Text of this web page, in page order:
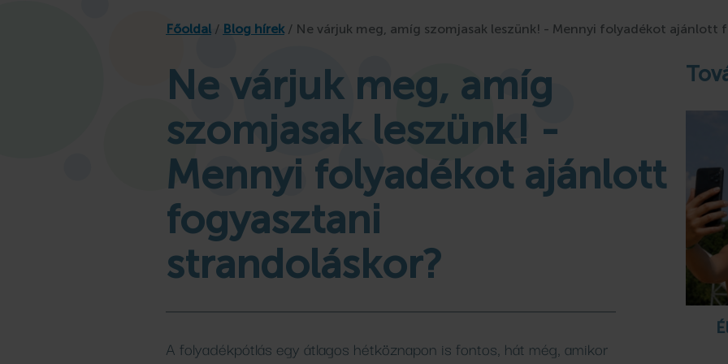
Családi
Bővebben
Szabadtéri
fürdő
Bővebben
Camping
Bővebben
Bővebben
Gyógykezelések
Játszóház
Programok, hírek
Főoldal / Blog hírek / Ne várjuk meg, amíg szomjasak leszünk! - Mennyi folyadékot ajánlott
Ne várjuk meg, amíg
szomjasak leszünk! -
Mennyi folyadékot ajánlott
fogyasztani
strandoláskor?
A folyadékpótlás egy átlagos hétköznapon is fontos, hát még, amikor